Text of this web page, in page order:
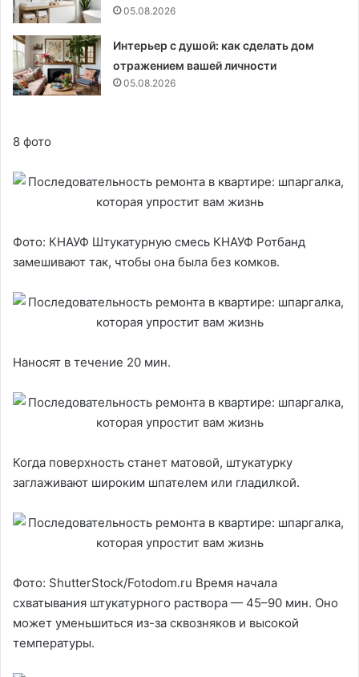
05.08.2026
Интерьер с душой: как сделать дом
отражением вашей личности
05.08.2026
8 фото
Фото: КНАУФ Штукатурную смесь КНАУФ Ротбанд
замешивают так, чтобы она была без комков.
Наносят в течение 20 мин.
Когда поверхность станет матовой, штукатурку
заглаживают широким шпателем или гладилкой.
Фото: ShutterStock/Fotodom.ru Время начала
схватывания штукатурного раствора — 45–90 мин. Оно
может уменьшиться из-за сквозняков и высокой
температуры.